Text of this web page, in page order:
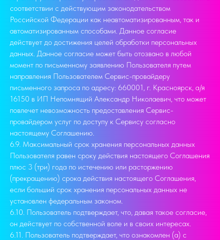
соответствии с действующим законодательством
Российской Федерации как неавтоматизированным, так и
автоматизированным способами. Данное согласие
действует до достижения целей обработки персональных
данных. Данное согласие может быть отозвано в любой
момент по письменному заявлению Пользователя путем
направления Пользователем Сервис-провайдеру
письменного запроса по адресу: 660001, г. Красноярск, а/я
16150 в ИП Непомнящий Александр Николаевич, что может
повлечет невозможность предоставления Сервис-
провайдером услуг по доступу к Сервису согласно
настоящему Соглашению.
6.9. Максимальный срок хранения персональных данных
Пользователя равен сроку действия настоящего Соглашения
плюс 3 (три) года по истечению или расторжению
(прекращению) срока действия настоящего Соглашения,
если больший срок хранения персональных данных не
установлен федеральным законом.
6.10. Пользователь подтверждает, что, давая такое согласие,
он действует по собственной воле и в своих интересах.
6.11. Пользователь подтверждает, что ознакомлен (а) с